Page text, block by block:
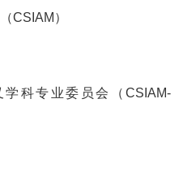
CSIAM）
科专业委员会（CSIAM-